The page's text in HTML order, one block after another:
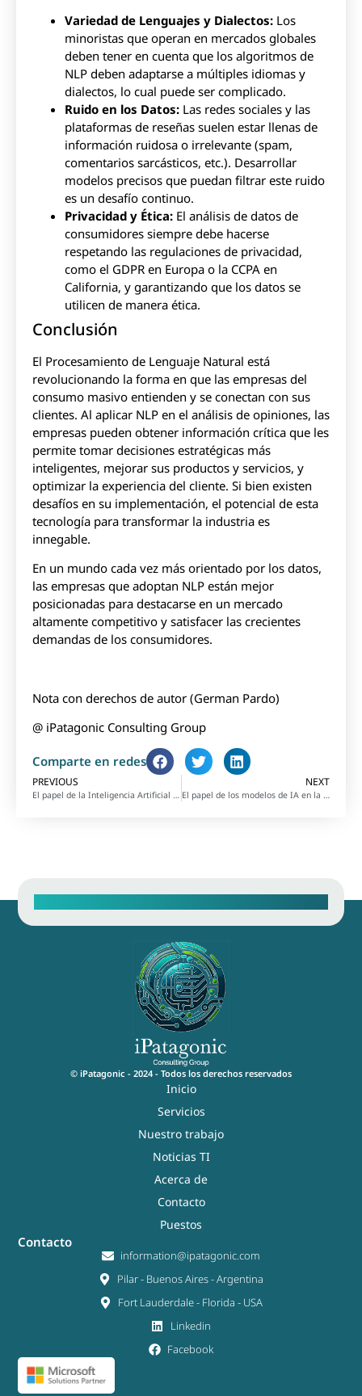
Variedad de Lenguajes y Dialectos: Los
minoristas que operan en mercados globales
deben tener en cuenta que los algoritmos de
NLP deben adaptarse a múltiples idiomas y
dialectos, lo cual puede ser complicado.
Ruido en los Datos: Las redes sociales y las
plataformas de reseñas suelen estar llenas de
información ruidosa o irrelevante (spam,
comentarios sarcásticos, etc.). Desarrollar
modelos precisos que puedan filtrar este ruido
es un desafío continuo.
Privacidad y Ética: El análisis de datos de
consumidores siempre debe hacerse
respetando las regulaciones de privacidad,
como el GDPR en Europa o la CCPA en
California, y garantizando que los datos se
utilicen de manera ética.
Conclusión
El Procesamiento de Lenguaje Natural está
revolucionando la forma en que las empresas del
consumo masivo entienden y se conectan con sus
clientes. Al aplicar NLP en el análisis de opiniones, las
empresas pueden obtener información crítica que les
permite tomar decisiones estratégicas más
inteligentes, mejorar sus productos y servicios, y
optimizar la experiencia del cliente. Si bien existen
desafíos en su implementación, el potencial de esta
tecnología para transformar la industria es
innegable.
En un mundo cada vez más orientado por los datos,
las empresas que adoptan NLP están mejor
posicionadas para destacarse en un mercado
altamente competitivo y satisfacer las crecientes
demandas de los consumidores.
Nota con derechos de autor (German Pardo)
@ iPatagonic Consulting Group
Comparte en redes
PREVIOUS
El papel de la Inteligencia Artificial en la industria mundial de los centros de atención telefónica: Un vistazo al futuro del trabajo
NEXT
El papel de los modelos de IA en la conducción autónoma completa (FSD) y el piloto automático de Tesla
© iPatagonic - 2024 - Todos los derechos reservados
Inicio
Servicios
Nuestro trabajo
Noticias TI
Acerca de
Contacto
Puestos
Contacto
information@ipatagonic.com
Pilar - Buenos Aires - Argentina
Fort Lauderdale - Florida - USA
Linkedin
Facebook